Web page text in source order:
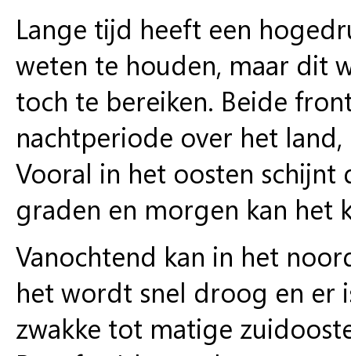
Lange tijd heeft een
weten te houden, maar dit
toch te bereiken. Beide
nachtperiode over het
Vooral in het oosten schijnt
graden en morgen kan het
Vanochtend kan in het
het wordt snel droog en er
zwakke tot matige